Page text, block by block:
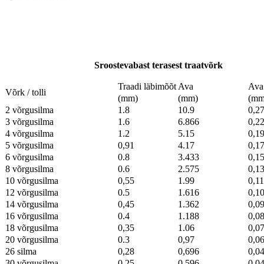
Sroostevabast terasest traatvõrk
Võrk / tolli
Traadi läbimõõt Ava
Ava
(mm)
(mm)
2 võrgusilma
1.8 10.9
3 võrgusilma
1.6 6.866
4 võrgusilma
1.2 5.15
5 võrgusilma
0,91 4.17
6 võrgusilma
0.8 3.433
8 võrgusilma
0.6 2.575
10 võrgusilma
0,55 1.99
12 võrgusilma
0.5 1.616
14 võrgusilma
0,45 1.362
16 võrgusilma
0.4 1.188
18 võrgusilma
0,35 1.06
20 võrgusilma
0.3 0,97
26 silma
0,28 0,696